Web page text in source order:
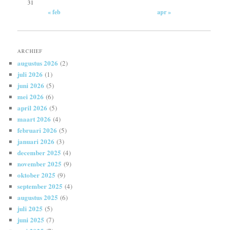
31
« feb apr »
ARCHIEF
augustus 2026 (2)
juli 2026 (1)
juni 2026 (5)
mei 2026 (6)
april 2026 (5)
maart 2026 (4)
februari 2026 (5)
januari 2026 (3)
december 2025 (4)
november 2025 (9)
oktober 2025 (9)
september 2025 (4)
augustus 2025 (6)
juli 2025 (5)
juni 2025 (7)